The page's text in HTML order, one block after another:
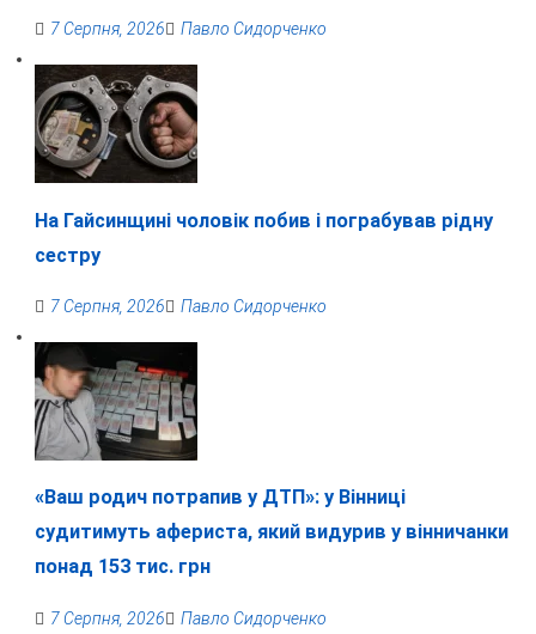
7 Серпня, 2026 Павло Сидорченко
На Гайсинщині чоловік побив і пограбував рідну
сестру
7 Серпня, 2026 Павло Сидорченко
«Ваш родич потрапив у ДТП»: у Вінниці
судитимуть афериста, який видурив у вінничанки
понад 153 тис. грн
7 Серпня, 2026 Павло Сидорченко